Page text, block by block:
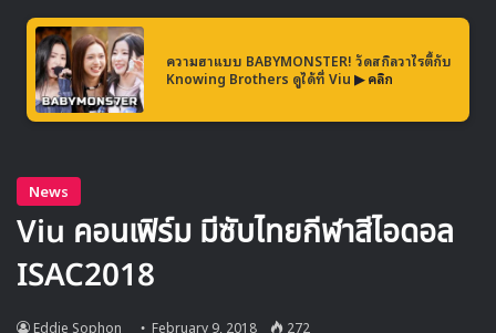
ความฮาแบบ BABYMONSTER! วัดสกิลวาไรตี้กับ
Knowing Brothers ดูได้ที่ Viu ▶ คลิก